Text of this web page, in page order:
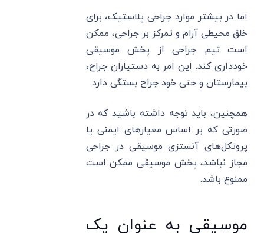
اما در بیشتر موارد جراحی پلاستیک، برای
خلق محیطی آرام و تمرکز بر جراحی، ممکن
است تیم جراحی از پخش موسیقی
خودداری کند. این امر به دستیاران جراح،
بیمارستان و حتی خود جراح بستگی دارد.
همچنین، باید توجه داشته باشید که در
صورتی که بر اساس معیارهای ایمنی یا
پروتکل‌های آنستزی موسیقی در جراحی
مجاز نباشد، پخش موسیقی ممکن است
ممنوع باشد.
موسیقی به عنوان یک